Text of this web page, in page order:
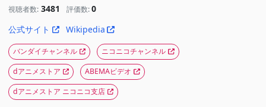
視聴者数: 3481 評価数: 0
公式サイト
Wikipedia
バンダイチャンネル
ニコニコチャンネル
dアニメストア
ABEMAビデオ
dアニメストア ニコニコ支店